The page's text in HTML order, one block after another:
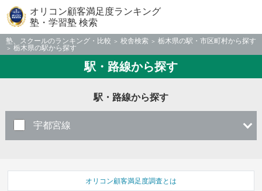
オリコン顧客満足度ランキング
塾・学習塾 検索
塾、スクールのランキング・比較 校舎検索
栃木県の駅・市区町村から探す
栃木県の駅から探す
駅・路線から探す
駅・路線から探す
宇都宮線
オリコン顧客満足度調査とは